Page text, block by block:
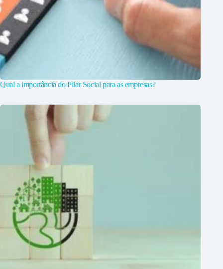
Qual a importância do Pilar Social para as empresas?